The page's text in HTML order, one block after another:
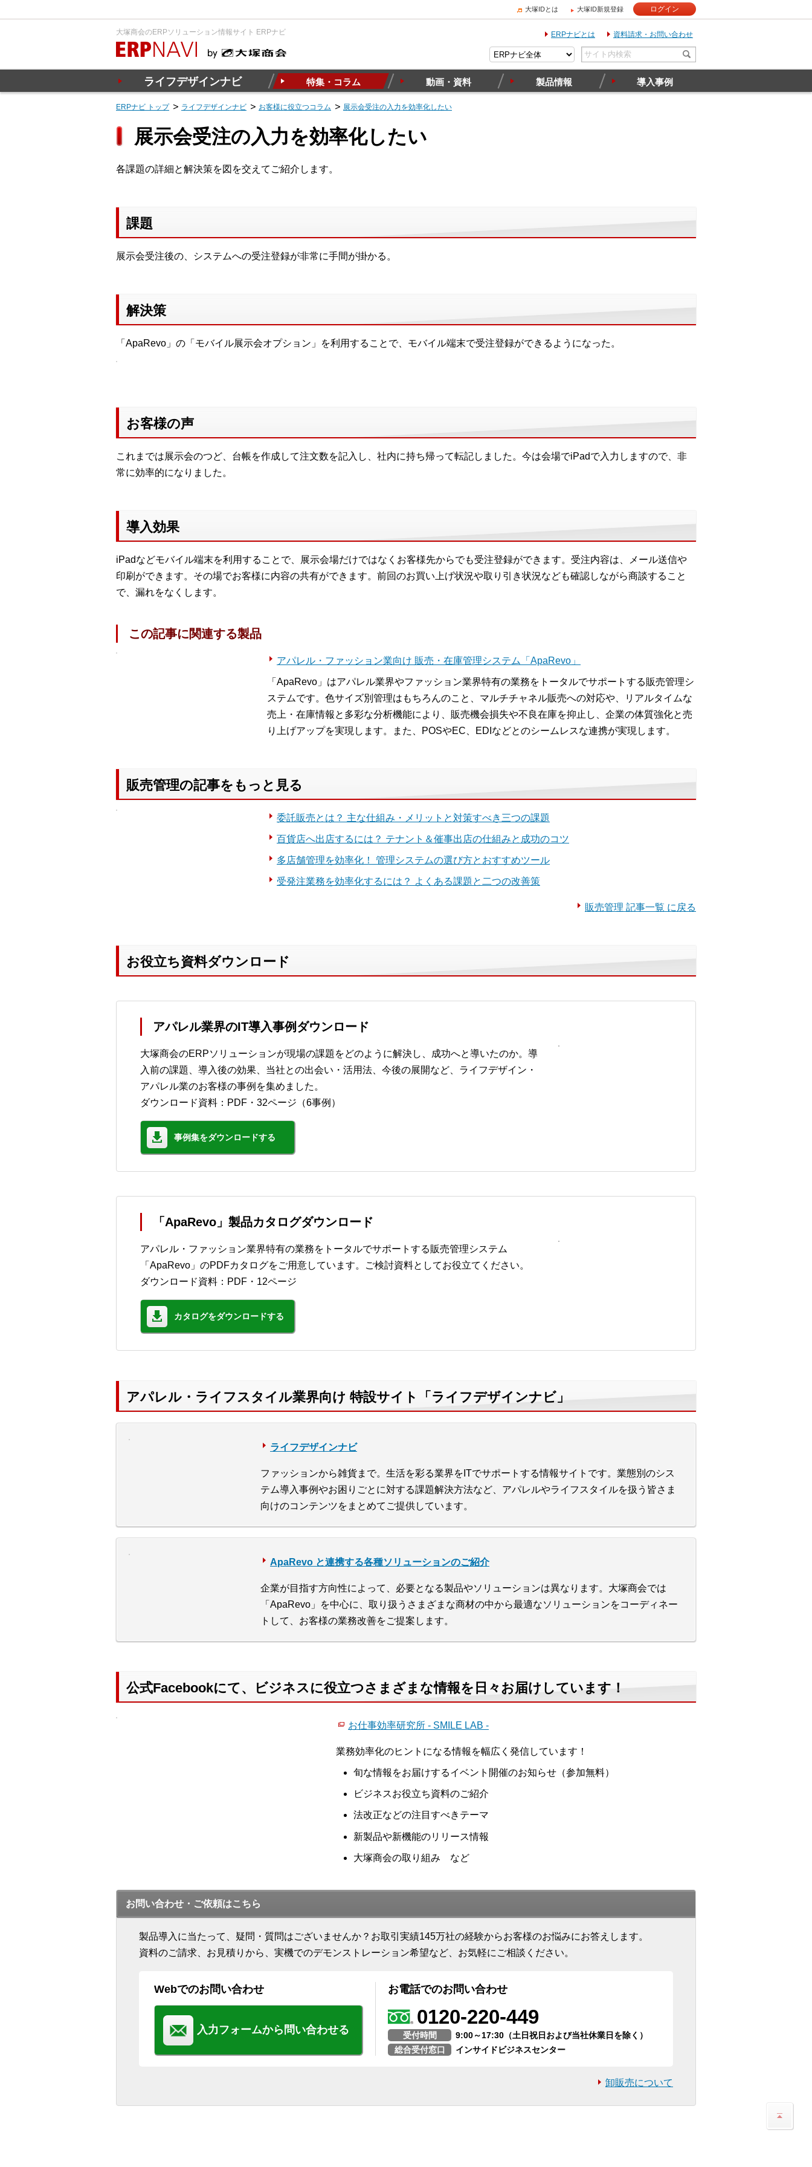
大塚IDとは 大塚ID新規登録 ログイン
大塚商会のERPソリューション情報サイト ERPナビ ERPナビとは 資料請求・お問い合わせ
ライフデザインナビ 特集・コラム 動画・資料 製品情報 導入事例
ERPナビ トップ ライフデザインナビ お客様に役立つコラム 展示会受注の入力を効率化したい
展示会受注の入力を効率化したい
各課題の詳細と解決策を図を交えてご紹介します。
課題
展示会受注後の、システムへの受注登録が非常に手間が掛かる。
解決策
「ApaRevo」の「モバイル展示会オプション」を利用することで、モバイル端末で受注登録ができるようになった。
お客様の声
これまでは展示会のつど、台帳を作成して注文数を記入し、社内に持ち帰って転記しました。今は会場でiPadで入力しますので、非
常に効率的になりました。
導入効果
iPadなどモバイル端末を利用することで、展示会場だけではなくお客様先からでも受注登録ができます。受注内容は、メール送信や
印刷ができます。その場でお客様に内容の共有ができます。前回のお買い上げ状況や取り引き状況なども確認しながら商談すること
で、漏れをなくします。
この記事に関連する製品
アパレル・ファッション業向け 販売・在庫管理システム「ApaRevo」
「ApaRevo」はアパレル業界やファッション業界特有の業務をトータルでサポートする販売管理シ
ステムです。色サイズ別管理はもちろんのこと、マルチチャネル販売への対応や、リアルタイムな
売上・在庫情報と多彩な分析機能により、販売機会損失や不良在庫を抑止し、企業の体質強化と売
り上げアップを実現します。また、POSやEC、EDIなどとのシームレスな連携が実現します。
販売管理の記事をもっと見る
委託販売とは？ 主な仕組み・メリットと対策すべき三つの課題
百貨店へ出店するには？ テナント＆催事出店の仕組みと成功のコツ
多店舗管理を効率化！ 管理システムの選び方とおすすめツール
受発注業務を効率化するには？ よくある課題と二つの改善策
販売管理 記事一覧 に戻る
お役立ち資料ダウンロード
アパレル業界のIT導入事例ダウンロード
大塚商会のERPソリューションが現場の課題をどのように解決し、成功へと導いたのか。導
入前の課題、導入後の効果、当社との出会い・活用法、今後の展開など、ライフデザイン・
アパレル業のお客様の事例を集めました。
ダウンロード資料：PDF・32ページ（6事例）
事例集をダウンロードする
「ApaRevo」製品カタログダウンロード
アパレル・ファッション業界特有の業務をトータルでサポートする販売管理システム
「ApaRevo」のPDFカタログをご用意しています。ご検討資料としてお役立てください。
ダウンロード資料：PDF・12ページ
カタログをダウンロードする
アパレル・ライフスタイル業界向け 特設サイト「ライフデザインナビ」
ライフデザインナビ
ファッションから雑貨まで。生活を彩る業界をITでサポートする情報サイトです。業態別のシス
テム導入事例やお困りごとに対する課題解決方法など、アパレルやライフスタイルを扱う皆さま
向けのコンテンツをまとめてご提供しています。
ApaRevo と連携する各種ソリューションのご紹介
企業が目指す方向性によって、必要となる製品やソリューションは異なります。大塚商会では
「ApaRevo」を中心に、取り扱うさまざまな商材の中から最適なソリューションをコーディネー
トして、お客様の業務改善をご提案します。
公式Facebookにて、ビジネスに役立つさまざまな情報を日々お届けしています！
お仕事効率研究所 - SMILE LAB -
業務効率化のヒントになる情報を幅広く発信しています！
旬な情報をお届けするイベント開催のお知らせ（参加無料）
ビジネスお役立ち資料のご紹介
法改正などの注目すべきテーマ
新製品や新機能のリリース情報
大塚商会の取り組み など
お問い合わせ・ご依頼はこちら
製品導入に当たって、疑問・質問はございませんか？お取引実績145万社の経験からお客様のお悩みにお答えします。
資料のご請求、お見積りから、実機でのデモンストレーション希望など、お気軽にご相談ください。
Webでのお問い合わせ
入力フォームから問い合わせる
お電話でのお問い合わせ
0120-220-449
受付時間
9:00～17:30（土日祝日および当社休業日を除く）
総合受付窓口
インサイドビジネスセンター
卸販売について